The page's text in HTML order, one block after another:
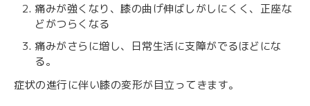
痛みが強くなり、膝の曲げ伸ばしがしにくく、正座な
どがつらくなる
痛みがさらに増し、日常生活に支障がでるほどにな
る。
症状の進行に伴い膝の変形が目立ってきます。